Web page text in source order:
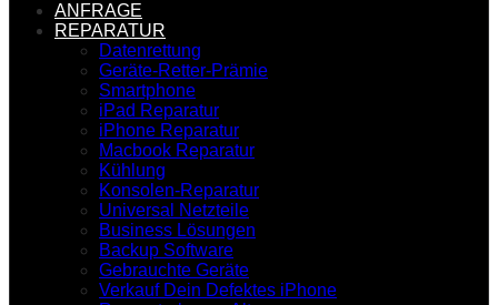
ANFRAGE
REPARATUR
Datenrettung
Geräte-Retter-Prämie
Smartphone
iPad Reparatur
iPhone Reparatur
Macbook Reparatur
Kühlung
Konsolen-Reparatur
Universal Netzteile
Business Lösungen
Backup Software
Gebrauchte Geräte
Verkauf Dein Defektes iPhone